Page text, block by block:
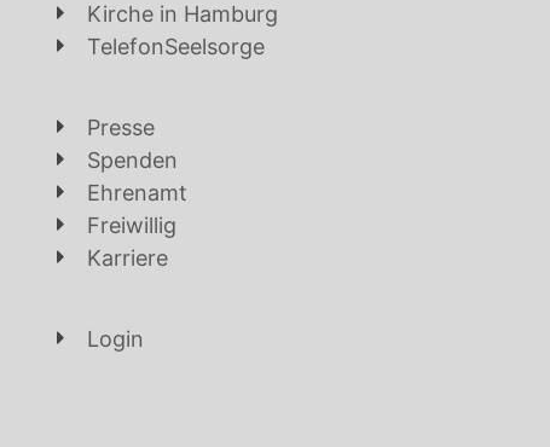
Kirche in Hamburg
TelefonSeelsorge
Presse
Spenden
Ehrenamt
Freiwillig
Karriere
Login